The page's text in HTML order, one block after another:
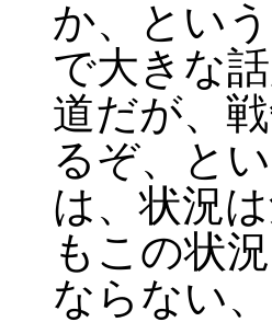
か、とい
で大きな
道だが、
るぞ、と
は、状況
もこの状
ならない